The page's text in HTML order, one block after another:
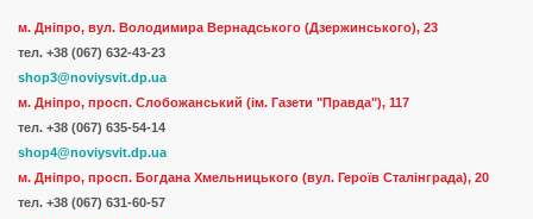
м. Дніпро, вул. Володимира Вернадського (Дзержинського), 23
тел. +38 (067) 632-43-23
shop3@noviysvit.dp.ua
м. Дніпро, просп. Слобожанський (ім. Газети "Правда"), 117
тел. +38 (067) 635-54-14
shop4@noviysvit.dp.ua
м. Дніпро, просп. Богдана Хмельницького (вул. Героїв Сталінграда), 20
тел. +38 (067) 631-60-57